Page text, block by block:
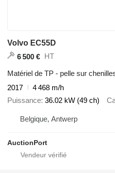
Volvo EC55D
6 500 € HT
Matériel de TP - pelle sur
2017
4 468 m/h
Puissance 36.02 kW (49 ch)
Belgique, Antwerp
AuctionPort